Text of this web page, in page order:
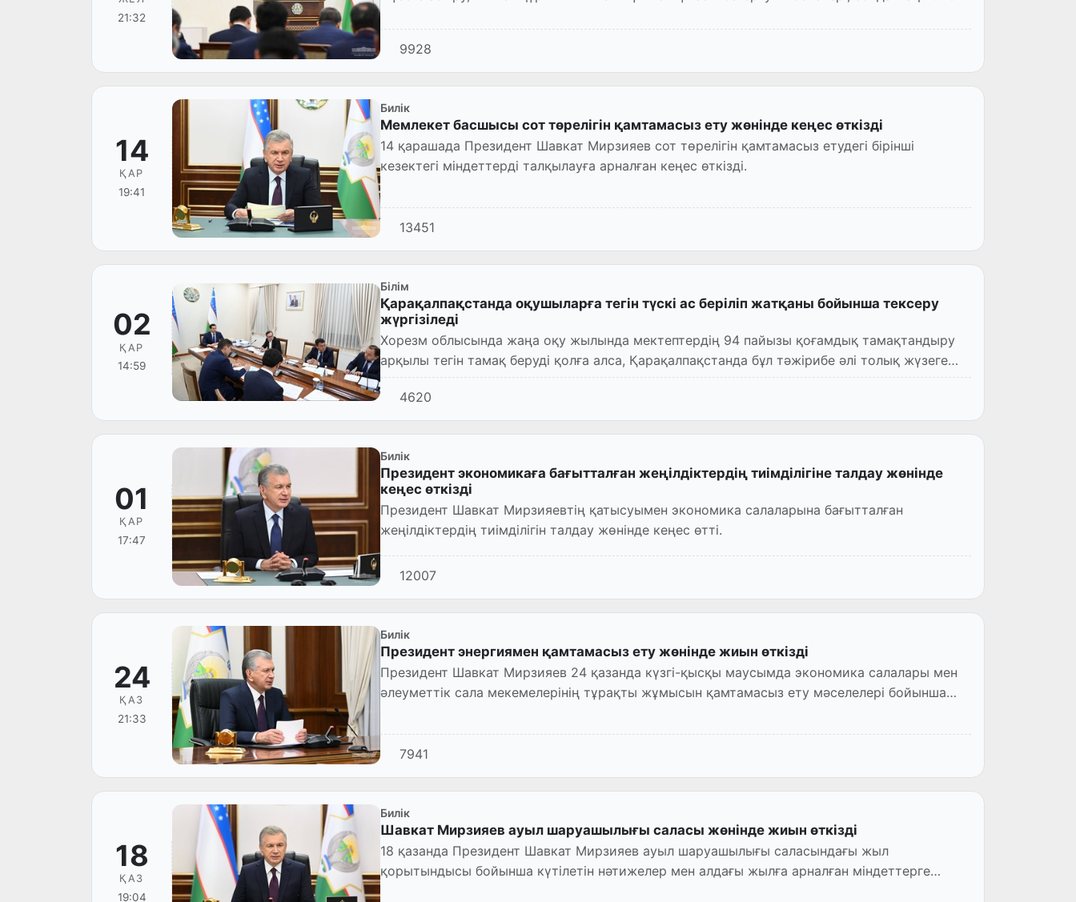
21:32
9928
14
ҚАР
19:41
Билік
Мемлекет басшысы сот төрелігін қамтамасыз ету жөнінде кеңес өткізді
14 қарашада Президент Шавкат Мирзияев сот төрелігін қамтамасыз етудегі бірінші
кезектегі міндеттерді талқылауға арналған кеңес өткізді.
13451
02
ҚАР
14:59
Білім
Қарақалпақстанда оқушыларға тегін түскі ас беріліп жатқаны бойынша тексеру
жүргізіледі
Хорезм облысында жаңа оқу жылында мектептердің 94 пайызы қоғамдық тамақтандыру
арқылы тегін тамақ беруді қолға алса, Қарақалпақстанда бұл тәжірибе әлі толық жүзеге
асырылған жоқ.
4620
01
ҚАР
17:47
Билік
Президент экономикаға бағытталған жеңілдіктердің тиімділігіне талдау жөнінде
кеңес өткізді
Президент Шавкат Мирзияевтің қатысуымен экономика салаларына бағытталған
жеңілдіктердің тиімділігін талдау жөнінде кеңес өтті.
12007
24
ҚАЗ
21:33
Билік
Президент энергиямен қамтамасыз ету жөнінде жиын өткізді
Президент Шавкат Мирзияев 24 қазанда күзгі-қысқы маусымда экономика салалары мен
әлеуметтік сала мекемелерінің тұрақты жұмысын қамтамасыз ету мәселелері бойынша
7941
18
ҚАЗ
19:04
Билік
Шавкат Мирзияев ауыл шаруашылығы саласы жөнінде жиын өткізді
18 қазанда Президент Шавкат Мирзияев ауыл шаруашылығы саласындағы жыл
қорытындысы бойынша күтілетін нәтижелер мен алдағы жылға арналған міндеттерге